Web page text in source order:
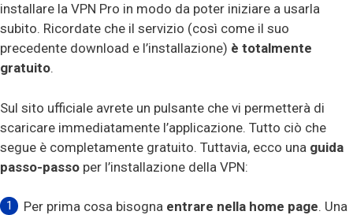
installare la VPN Pro in modo da poter iniziare a usarla
subito. Ricordate che il servizio (così come il suo
precedente download e l’installazione) è totalmente
gratuito.
Sul sito ufficiale avrete un pulsante che vi permetterà di
scaricare immediatamente l’applicazione. Tutto ciò che
segue è completamente gratuito. Tuttavia, ecco una guida
passo-passo per l’installazione della VPN:
Per prima cosa bisogna entrare nella home page. Una